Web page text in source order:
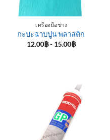
เครื่องมือช่าง
กะบะฉาบปูน พลาสติก
12.00฿- 15.00฿